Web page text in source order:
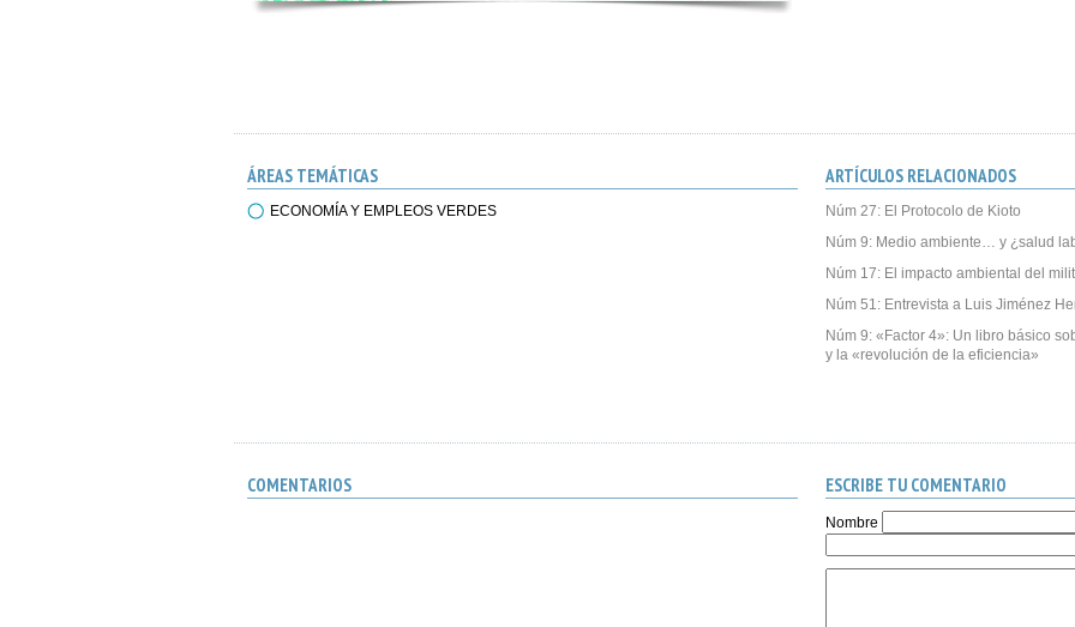
ÁREAS TEMÁTICAS
ECONOMÍA Y EMPLEOS VERDES
ARTÍCULOS RELACIONADOS
Núm 27: El Protocolo de Kioto
Núm 9: Medio ambiente… y ¿salud
Núm 17: El impacto ambiental del
Núm 51: Entrevista a Luis Jiménez
Núm 9: «Factor 4»: Un libro básico
y la «revolución de la eficiencia»
COMENTARIOS ESCRIBE TU COMENTARIO
Nombre